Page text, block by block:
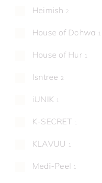
Heimish 2
House of Dohwa 1
House of Hur 1
Isntree 2
iUNIK 1
K-SECRET 1
KLAVUU 1
Medi-Peel 1